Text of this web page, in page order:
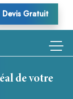
Devis Gratuit
de votre